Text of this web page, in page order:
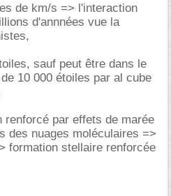
de km/s => l'interaction
d'annnées vue la
sauf peut être dans le
10 000 étoiles par al cube
renforcé par effets de marée
des nuages moléculaires =>
formation stellaire renforcée